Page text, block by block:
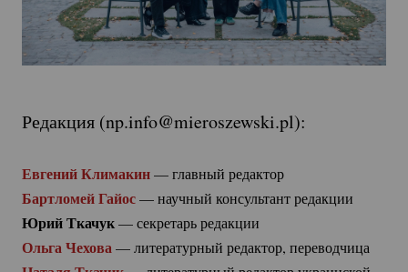
Редакция (np.info@mieroszewski.pl):
Евгений Климакин — главный редактор
Бартломей Гайос — научный консультант редакции
Юрий Ткачук — секретарь редакции
Ольга Чехова — литературный редактор, переводчица